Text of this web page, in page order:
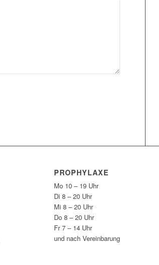
PROPHYLAXE
Mo 10 – 19 Uhr
Di 8 – 20 Uhr
Mi 8 – 20 Uhr
Do 8 – 20 Uhr
Fr 7 – 14 Uhr
und nach Vereinbarung